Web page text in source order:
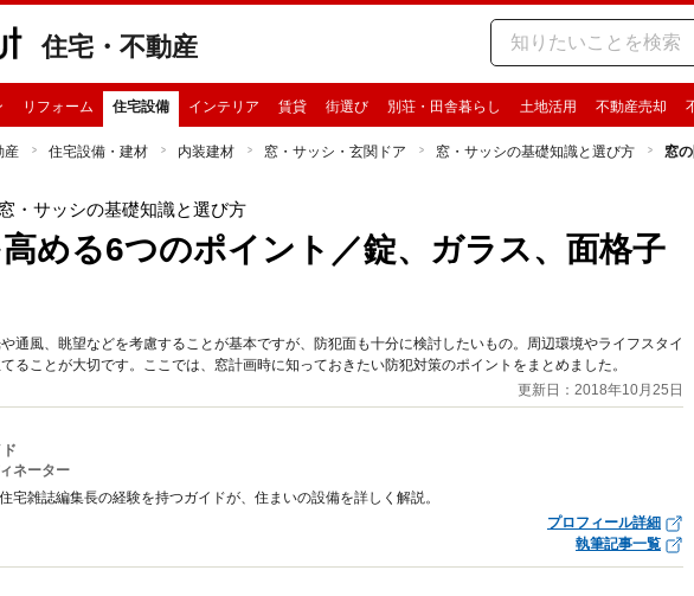
住宅・不動産
リフォーム 住宅設備 インテリア 賃貸 街選び 別荘・田舎暮らし 土地活用 不動産売却
産 住宅設備・建材 内装建材 窓・サッシ・玄関ドア 窓・サッシの基礎知識と選び方 窓
・サッシの基礎知識と選び方
める6つのポイント／錠、ガラス、面格子
通風、眺望などを考慮することが基本ですが、防犯面も十分に検討したいもの。周辺環境やライフスタイ
ることが大切です。ここでは、窓計画時に知っておきたい防犯対策のポイントをまとめました。
更新日：2018年10月25日
ネーター
宅雑誌編集長の経験を持つガイドが、住まいの設備を詳しく解説。
プロフィール詳細
執筆記事一覧